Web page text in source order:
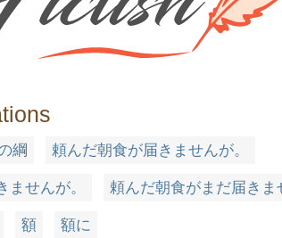
綱 頼んだ朝食が届きませんが。
せんが。 頼んだ朝食がまだ届きま
額 額に